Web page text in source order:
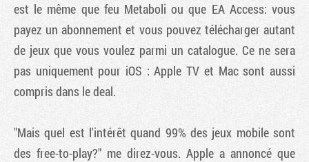
est le même que feu Metaboli ou que EA Access: vous
payez un abonnement et vous pouvez télécharger autant
de jeux que vous voulez parmi un catalogue. Ce ne sera
pas uniquement pour iOS : Apple TV et Mac sont aussi
compris dans le deal.
"Mais quel est l'intérêt quand 99% des jeux mobile sont
des free-to-play?" me direz-vous. Apple a annoncé que